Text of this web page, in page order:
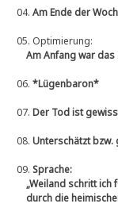
04. Am Ende der
05. Optimierung:
Am Anfang war das
06. *Lügenbaron*
07. Der Tod ist
08. Unterschätzt bzw.
09. Sprache:
„Weiland schritt ich
durch die